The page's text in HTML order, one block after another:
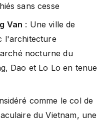
sans cesse
Van : Une ville de
l'architecture
nocturne du
Dao et Lo Lo en tenue
comme le col de
du Vietnam, une